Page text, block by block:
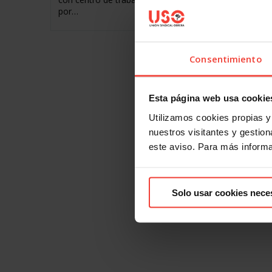
Consentimiento
Esta página web usa
Utilizamos cookies propias
nuestros visitantes y
este aviso. Para más
Solo usar cookies
por…